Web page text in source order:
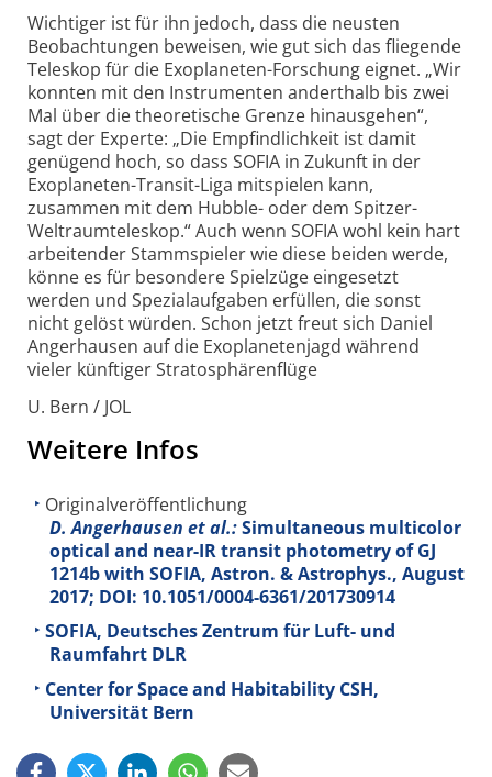
Wichtiger ist für ihn jedoch, dass die neusten
Beobach­tungen beweisen, wie gut sich das fliegende
Teleskop für die Exopla­neten-Forschung eignet. „Wir
konnten mit den Instru­menten andert­halb bis zwei
Mal über die theore­tische Grenze hinaus­gehen“,
sagt der Experte: „Die Empfind­lichkeit ist damit
genügend hoch, so dass SOFIA in Zukunft in der
Exopla­neten-Transit-Liga mit­spielen kann,
zusammen mit dem Hubble- oder dem Spitzer-
Weltraum­teleskop.“ Auch wenn SOFIA wohl kein hart
arbei­tender Stamm­spieler wie diese beiden werde,
könne es für besondere Spiel­züge eingesetzt
werden und Spezial­aufgaben erfüllen, die sonst
nicht gelöst würden. Schon jetzt freut sich Daniel
Anger­hausen auf die Exopla­netenjagd während
vieler künftiger Strato­sphärenflüge
U. Bern / JOL
Weitere Infos
Originalveröffentlichung
D. Angerhausen et al.:Simultaneous multicolor
optical and near-IR transit photometry of GJ
1214b with SOFIA, Astron. & Astrophys., August
2017; DOI: 10.1051/0004-6361/201730914
SOFIA, Deutsches Zentrum für Luft- und
Raumfahrt DLR
Center for Space and Habitability CSH,
Universität Bern